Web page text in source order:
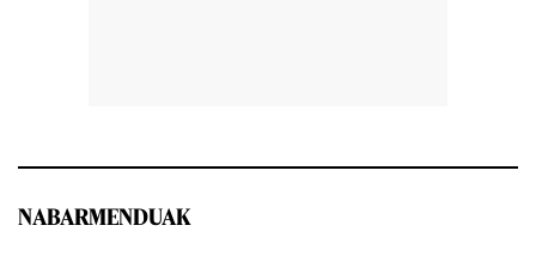
NABARMENDUAK